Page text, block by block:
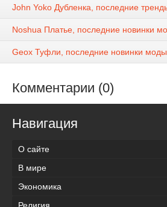
John Yoko Дубленка, последние
Noshua Платье, последние новинки
Geox Туфли, последние новинки моды
Комментарии (0)
Навигация
О сайте
В мире
Экономика
Религия